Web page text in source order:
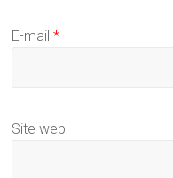
E-mail*
Site web